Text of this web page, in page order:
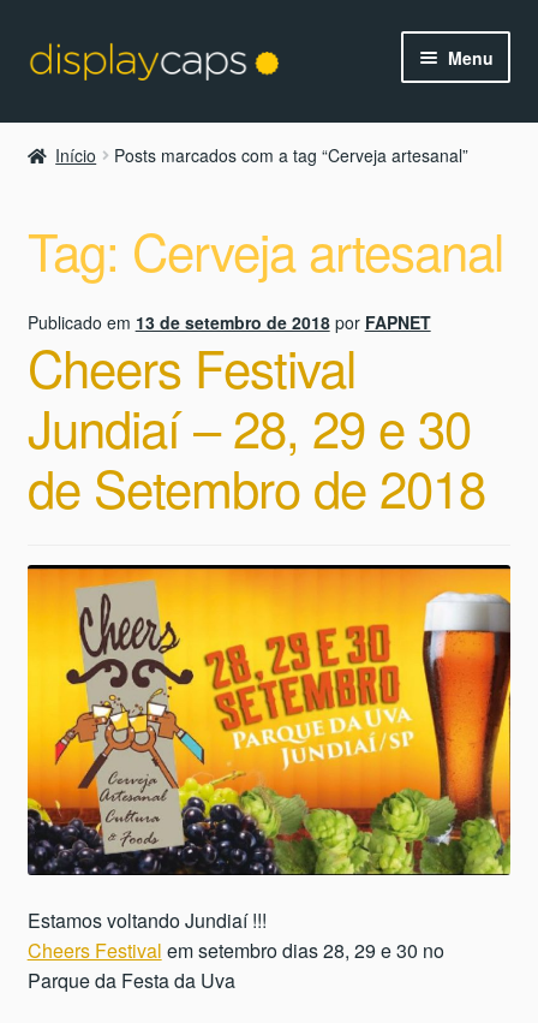
Pular
para
Pular
para
Menu
Início Posts marcados com a tag “Cerveja artesanal”
Tag: Cerveja artesanal
Publicado em 13 de setembro de 2018 por FAPNET
Cheers Festival
Jundiaí – 28, 29 e 30
de Setembro de 2018
Estamos voltando Jundiaí !!!
Cheers Festival em setembro dias 28, 29 e 30 no
Parque da Festa da Uva